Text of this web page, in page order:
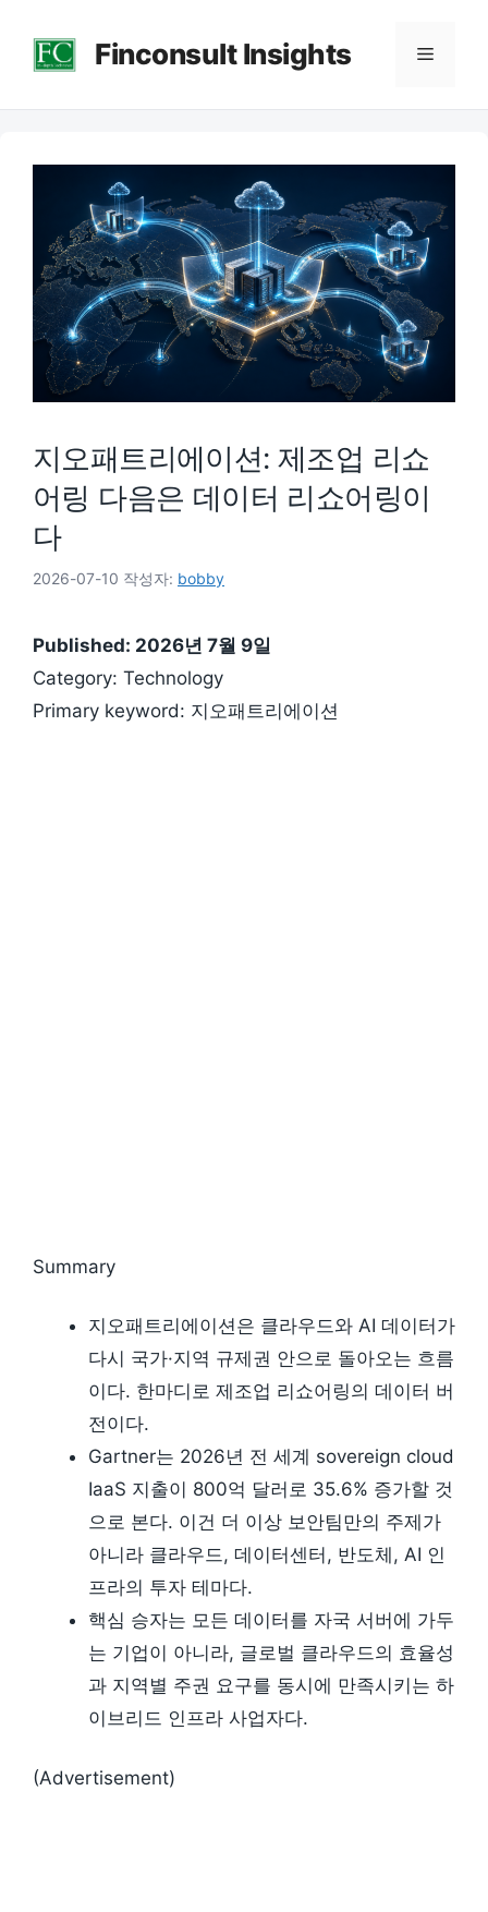
로
Finconsult Insights 메
지오패트리에이션: 제조업 리쇼
어링 다음은 데이터 리쇼어링이
다
2026-07-10 작성자: bobby
Published: 2026년 7월 9일
Category: Technology
Primary keyword: 지오패트리에이션
Summary
지오패트리에이션은 클라우드와 AI 데이터가
다시 국가·지역 규제권 안으로 돌아오는 흐름
이다. 한마디로 제조업 리쇼어링의 데이터 버
전이다.
Gartner는 2026년 전 세계 sovereign cloud
IaaS 지출이 800억 달러로 35.6% 증가할 것
으로 본다. 이건 더 이상 보안팀만의 주제가
아니라 클라우드, 데이터센터, 반도체, AI 인
프라의 투자 테마다.
핵심 승자는 모든 데이터를 자국 서버에 가두
는 기업이 아니라, 글로벌 클라우드의 효율성
과 지역별 주권 요구를 동시에 만족시키는 하
이브리드 인프라 사업자다.
(Advertisement)